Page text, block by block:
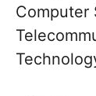
Computer